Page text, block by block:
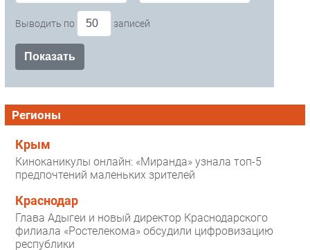
Выводить по записей
Регионы
Крым
Киноканикулы онлайн: «Миранда» узнала топ-5
предпочтений маленьких зрителей
Краснодар
Глава Адыгеи и новый директор Краснодарского
филиала «Ростелекома» обсудили цифровизацию
республики